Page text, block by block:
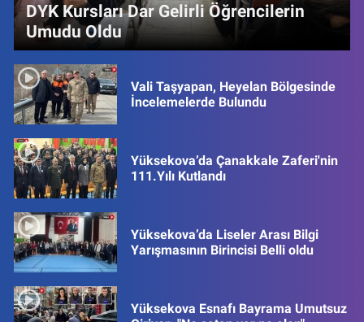
DYK Kursları Dar Gelirli Öğrencilerin
Umudu Oldu
Vali Taşyapan, Heyelan Bölgesinde
İncelemelerde Bulundu
Yüksekova’da Çanakkale Zaferi'nin
111.Yılı Kutlandı
Yüksekova’da Liseler Arası Bilgi
Yarışmasının Birincisi Belli oldu
Yüksekova Esnafı Bayrama Umutsuz